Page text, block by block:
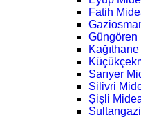
Fatih
Güngören
Sarıyer
Silivri
Şişli